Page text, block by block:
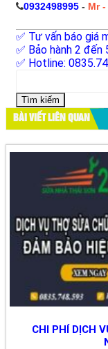
0932498995 - Mr
✅ Tư vấn báo giá
✅ Bảo hành 2 đến
✅ Hotline:
cho:
BÀI VIẾT LIÊN QUAN
CHI PHÍ DỊCH